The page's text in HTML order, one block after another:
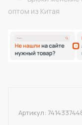
оптом из Китая
Артикул: